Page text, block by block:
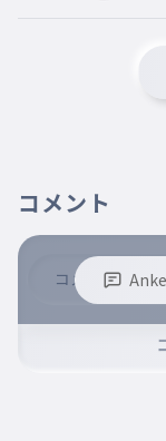
コメント
※コメントするには